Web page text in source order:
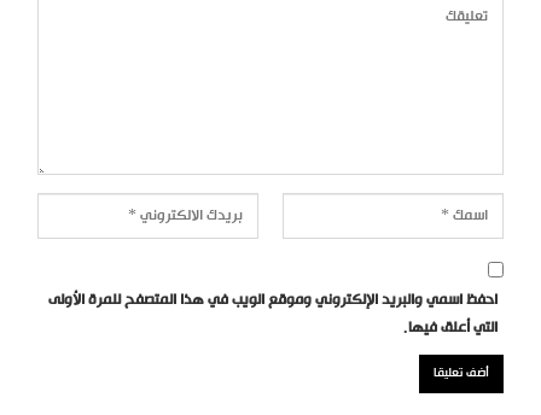
احفظ اسمي والبريد الإلكتروني وموقع الويب في هذا المتصفح للمرة الأولى
التي أعلق فيها.